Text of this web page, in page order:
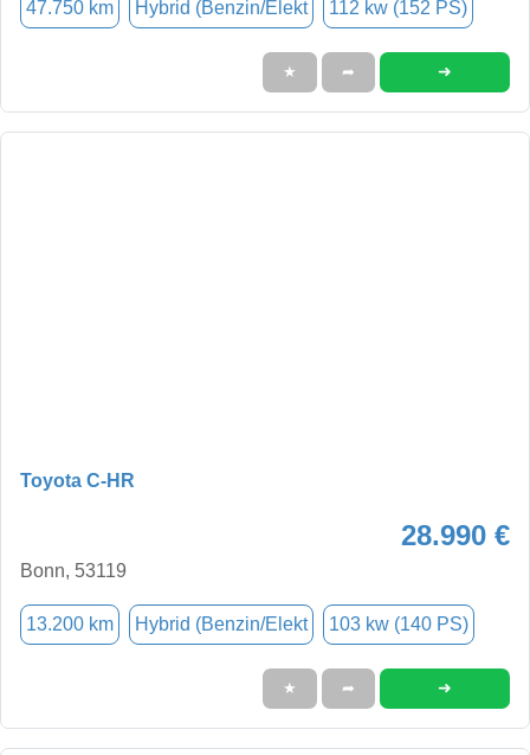
47.750 km Hybrid (Benzin/Elekt 112 kw (152 PS)
★ ➦ ➜
Toyota C-HR
28.990 €
Bonn, 53119
13.200 km Hybrid (Benzin/Elekt 103 kw (140 PS)
★ ➦ ➜